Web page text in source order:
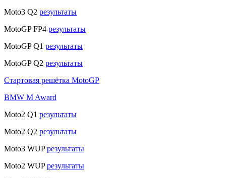
Moto3 Q2 результаты
MotoGP FP4 результаты
MotoGP Q1 результаты
MotoGP Q2 результаты
Стартовая решётка MotoGP
BMW M Award
Moto2 Q1 результаты
Moto2 Q2 результаты
Moto3 WUPрезультаты
Moto2 WUPрезультаты